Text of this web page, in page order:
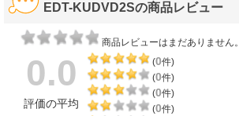
EDT-KUDVD2Sの商品レビュー
商品レビューはまだありません。
0.0
評価の平均
(0件)
(0件)
(0件)
(0件)